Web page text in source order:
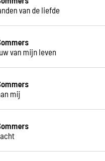
van de liefde
van mijn leven
mij